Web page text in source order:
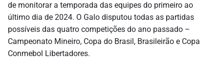
de monitorar a temporada das equipes do primeiro ao
último dia de 2024. O Galo disputou todas as partidas
possíveis das quatro competições do ano passado –
Campeonato Mineiro, Copa do Brasil, Brasileirão e Copa
Conmebol Libertadores.